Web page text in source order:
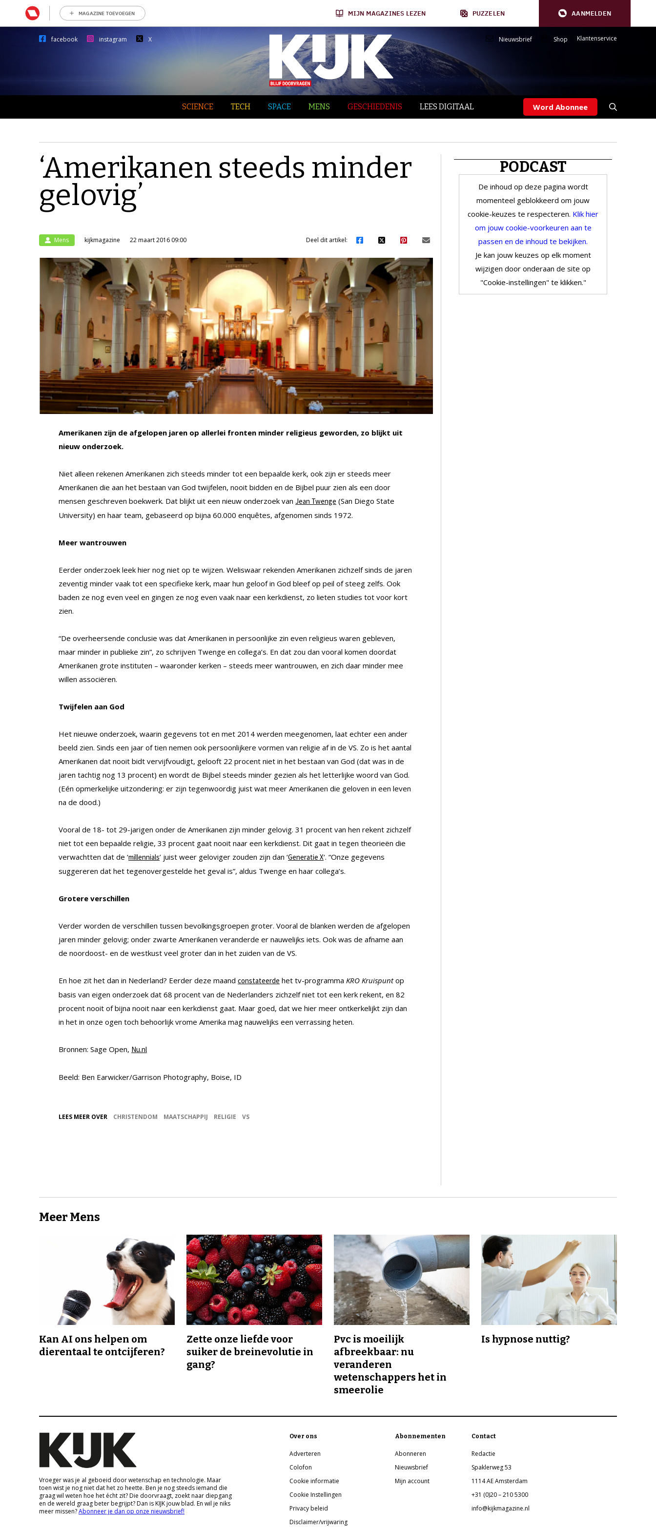
MAGAZINE TOEVOEGEN MIJN MAGAZINES LEZEN PUZZELEN AANMELDEN
facebook instagram X Nieuwsbrief Shop Klantenservice
SCIENCE TECH SPACE MENS GESCHIEDENIS LEES DIGITAAL Word Abonnee
‘Amerikanen steeds minder
gelovig’
Mens kijkmagazine 22 maart 2016 09:00 Deel dit artikel:
Amerikanen zijn de afgelopen jaren op allerlei fronten minder religieus geworden, zo blijkt uit
nieuw onderzoek.
Niet alleen rekenen Amerikanen zich steeds minder tot een bepaalde kerk, ook zijn er steeds meer
Amerikanen die aan het bestaan van God twijfelen, nooit bidden en de Bijbel puur zien als een door
mensen geschreven boekwerk. Dat blijkt uit een nieuw onderzoek van Jean Twenge (San Diego State
University) en haar team, gebaseerd op bijna 60.000 enquêtes, afgenomen sinds 1972.
Meer wantrouwen
Eerder onderzoek leek hier nog niet op te wijzen. Weliswaar rekenden Amerikanen zichzelf sinds de jaren
zeventig minder vaak tot een specifieke kerk, maar hun geloof in God bleef op peil of steeg zelfs. Ook
baden ze nog even veel en gingen ze nog even vaak naar een kerkdienst, zo lieten studies tot voor kort
zien.
“De overheersende conclusie was dat Amerikanen in persoonlijke zin even religieus waren gebleven,
maar minder in publieke zin”, zo schrijven Twenge en collega’s. En dat zou dan vooral komen doordat
Amerikanen grote instituten – waaronder kerken – steeds meer wantrouwen, en zich daar minder mee
willen associëren.
Twijfelen aan God
Het nieuwe onderzoek, waarin gegevens tot en met 2014 werden meegenomen, laat echter een ander
beeld zien. Sinds een jaar of tien nemen ook persoonlijkere vormen van religie af in de VS. Zo is het aantal
Amerikanen dat nooit bidt vervijfvoudigt, gelooft 22 procent niet in het bestaan van God (dat was in de
jaren tachtig nog 13 procent) en wordt de Bijbel steeds minder gezien als het letterlijke woord van God.
(Eén opmerkelijke uitzondering: er zijn tegenwoordig juist wat meer Amerikanen die geloven in een leven
na de dood.)
Vooral de 18- tot 29-jarigen onder de Amerikanen zijn minder gelovig. 31 procent van hen rekent zichzelf
niet tot een bepaalde religie, 33 procent gaat nooit naar een kerkdienst. Dit gaat in tegen theorieën die
verwachtten dat de ‘millennials’ juist weer geloviger zouden zijn dan ‘Generatie X‘. “Onze gegevens
suggereren dat het tegenovergestelde het geval is”, aldus Twenge en haar collega’s.
Grotere verschillen
Verder worden de verschillen tussen bevolkingsgroepen groter. Vooral de blanken werden de afgelopen
jaren minder gelovig; onder zwarte Amerikanen veranderde er nauwelijks iets. Ook was de afname aan
de noordoost- en de westkust veel groter dan in het zuiden van de VS.
En hoe zit het dan in Nederland? Eerder deze maand constateerde het tv-programma KRO Kruispuntop
basis van eigen onderzoek dat 68 procent van de Nederlanders zichzelf niet tot een kerk rekent, en 82
procent nooit of bijna nooit naar een kerkdienst gaat. Maar goed, dat we hier meer ontkerkelijkt zijn dan
in het in onze ogen toch behoorlijk vrome Amerika mag nauwelijks een verrassing heten.
Bronnen: Sage Open, Nu.nl
Beeld: Ben Earwicker/Garrison Photography, Boise, ID
LEES MEER OVER CHRISTENDOM MAATSCHAPPIJ RELIGIE VS
PODCAST
De inhoud op deze pagina wordt
momenteel geblokkeerd om jouw
cookie-keuzes te respecteren. Klik hier
om jouw cookie-voorkeuren aan te
passen en de inhoud te bekijken.
Je kan jouw keuzes op elk moment
wijzigen door onderaan de site op
"Cookie-instellingen" te klikken."
Meer Mens
Kan AI ons helpen om
dierentaal te ontcijferen?
Zette onze liefde voor
suiker de breinevolutie in
gang?
Pvc is moeilijk
afbreekbaar: nu
veranderen
wetenschappers het in
smeerolie
Is hypnose nuttig?
Vroeger was je al geboeid door wetenschap en technologie. Maar
toen wist je nog niet dat het zo heette. Ben je nog steeds iemand die
graag wil weten hoe het écht zit? Die doorvraagt, zoekt naar diepgang
en de wereld graag beter begrijpt? Dan is KIJK jouw blad. En wil je niks
meer missen?Abonneer je dan op onze nieuwsbrief!
Over ons
Adverteren
Colofon
Cookie informatie
Cookie Instellingen
Privacy beleid
Disclaimer/vrijwaring
Abonnementen
Abonneren
Nieuwsbrief
Mijn account
Contact
Redactie
Spaklerweg 53
1114 AE Amsterdam
+31 (0)20 – 210 5300
info@kijkmagazine.nl